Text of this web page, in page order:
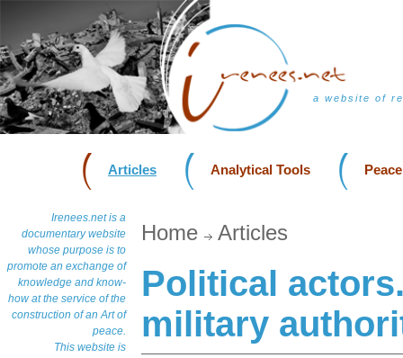
a website of
Articles Analytical Tools
Irenees.net is a
documentary website
whose purpose is to
promote an exchange of
knowledge and know-
how at the service of the
construction of an Art of
peace.
This website is
Home Articles
Political
military